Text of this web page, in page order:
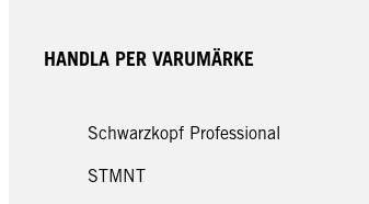
HANDLA PER VARUMÄRKE
Schwarzkopf Professional
STMNT